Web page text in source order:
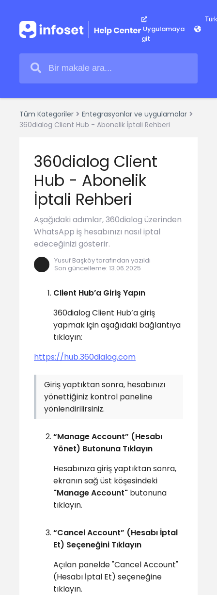
Uygulamaya
git
Tüm Kategoriler
Entegrasyonlar ve uygulamalar
360dialog Client Hub - Abonelik İptali Rehberi
360dialog Client
Hub - Abonelik
İptali Rehberi
Aşağıdaki adımlar, 360dialog üzerinden
WhatsApp iş hesabınızı nasıl iptal
edeceğinizi gösterir.
Yusuf Başköy tarafından yazıldı
Son güncelleme: 13.06.2025
Client Hub’a Giriş Yapın
360dialog Client Hub’a giriş
yapmak için aşağıdaki bağlantıya
tıklayın:
https://hub.360dialog.com
Giriş yaptıktan sonra, hesabınızı
yönettiğiniz kontrol paneline
yönlendirilirsiniz.
“Manage Account” (Hesabı
Yönet) Butonuna Tıklayın
Hesabınıza giriş yaptıktan sonra,
ekranın sağ üst köşesindeki
"Manage Account" butonuna
tıklayın.
“Cancel Account” (Hesabı İptal
Et) Seçeneğini Tıklayın
Açılan panelde "Cancel Account"
(Hesabı İptal Et) seçeneğine
tıklayın.